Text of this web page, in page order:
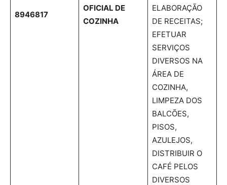
8946817
OFICIAL DE
COZINHA
ELABORAÇÃO
DE RECEITAS;
EFETUAR
SERVIÇOS
DIVERSOS NA
ÁREA DE
COZINHA,
LIMPEZA DOS
BALCÕES,
PISOS,
AZULEJOS,
DISTRIBUIR O
CAFÉ PELOS
DIVERSOS